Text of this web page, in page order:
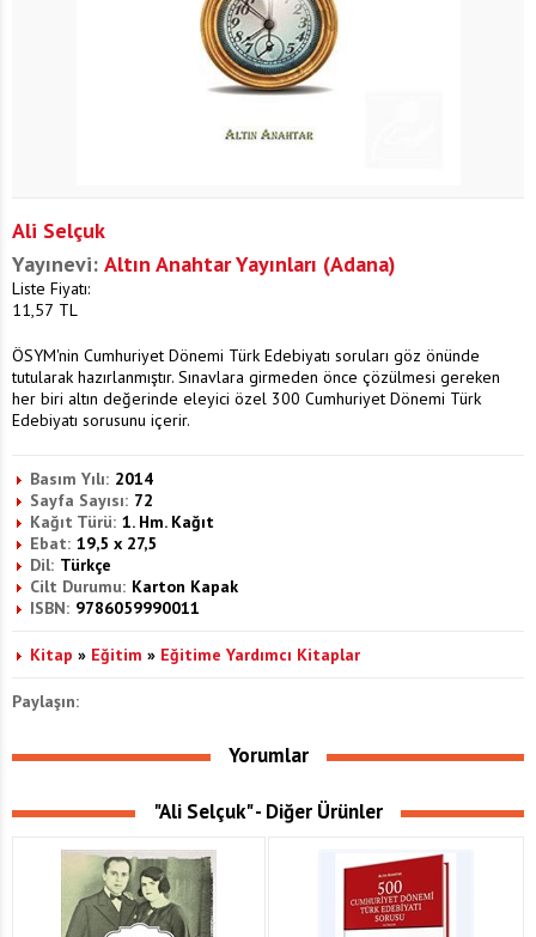
Ali Selçuk
Yayınevi: Altın Anahtar Yayınları (Adana)
Liste Fiyatı:
11,57 TL
ÖSYM'nin Cumhuriyet Dönemi Türk Edebiyatı soruları göz önünde
tutularak hazırlanmıştır. Sınavlara girmeden önce çözülmesi gereken
her biri altın değerinde eleyici özel 300 Cumhuriyet Dönemi Türk
Edebiyatı sorusunu içerir.
Basım Yılı: 2014
Sayfa Sayısı: 72
Kağıt Türü: 1. Hm. Kağıt
Ebat: 19,5 x 27,5
Dil: Türkçe
Cilt Durumu: Karton Kapak
ISBN: 9786059990011
Kitap » Eğitim » Eğitime Yardımcı Kitaplar
Paylaşın:
Yorumlar
"Ali Selçuk" - Diğer Ürünler